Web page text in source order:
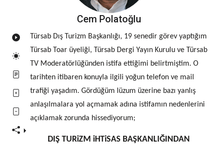
Cem Polatoğlu
Türsab Dış Turizm Başkanlığı, 19 senedir görev yaptığım
Türsab Toar üyeliği, Türsab Dergi Yayın Kurulu ve Türsab
TV Moderatörlüğünden istifa ettiğimi belirtmiştim. O
tarihten itibaren konuyla ilgili yoğun telefon ve mail
trafiği yaşadım. Gördüğüm lüzum üzerine bazı yanlış
anlaşılmalara yol açmamak adına istifamın nedenlerini
açıklamak zorunda hissediyorum;
DIŞ TURiZM iHTiSAS BAŞKANLIĞINDAN